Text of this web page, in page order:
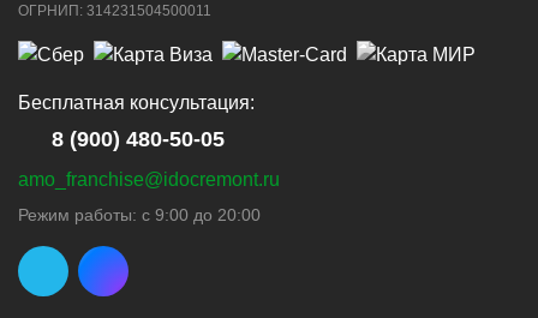
ОГРНИП: 314231504500011
Бесплатная консультация:
8 (900) 480-50-05
amo_franchise@idocremont.ru
Режим работы: с 9:00 до 20:00